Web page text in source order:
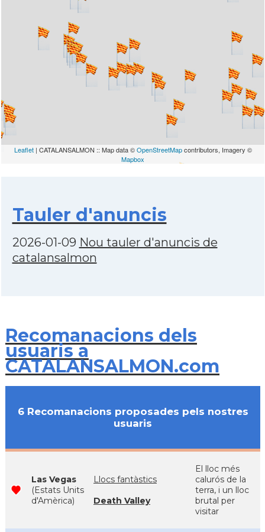
Leaflet| CATALANSALMON :: Map data ©OpenStreetMapcontributors, Imagery ©
Mapbox
Tauler d'anuncis
2026-01-09 Nou tauler d'anuncis de
catalansalmon
Recomanacions dels
usuaris a
CATALANSALMON.com
6 Recomanacions proposades pels nostres
usuaris
Las Vegas
(Estats Units
d'Amèrica)
Llocs fantàstics
Death Valley
El lloc més
calurós de la
terra, i un lloc
brutal per
visitar